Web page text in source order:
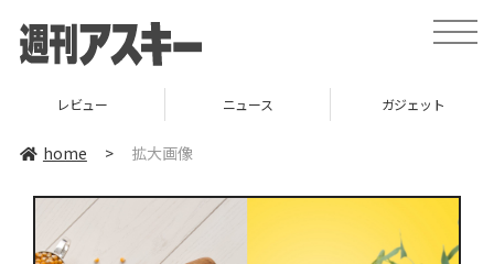
toggle
レビュー ニュース ガジェット
home > 拡大画像